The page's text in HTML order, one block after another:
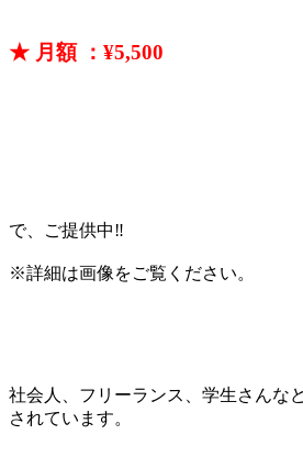
★ 月額 ：¥5,500
で、ご提供中‼
※詳細は画像をご覧ください。
社会人、フリーランス、学生さんな
されています。